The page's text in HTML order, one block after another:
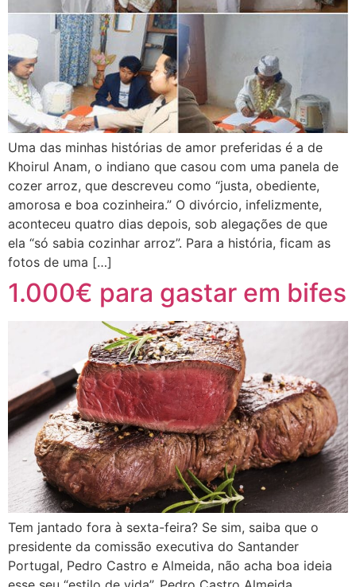
Uma das minhas histórias de amor preferidas é a de
Khoirul Anam, o indiano que casou com uma panela de
cozer arroz, que descreveu como “justa, obediente,
amorosa e boa cozinheira.” O divórcio, infelizmente,
aconteceu quatro dias depois, sob alegações de que
ela “só sabia cozinhar arroz”. Para a história, ficam as
fotos de uma […]
1.000€ para gastar em bifes
Tem jantado fora à sexta-feira? Se sim, saiba que o
presidente da comissão executiva do Santander
Portugal, Pedro Castro e Almeida, não acha boa ideia